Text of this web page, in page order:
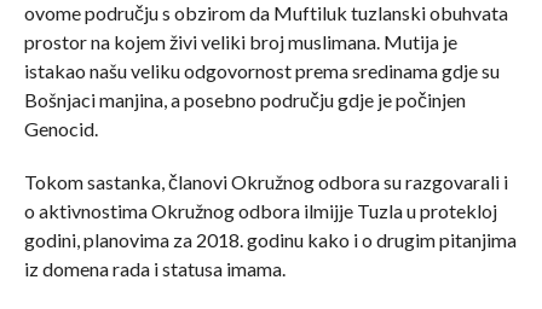
ovome području s obzirom da Muftiluk tuzlanski obuhvata
prostor na kojem živi veliki broj muslimana. Mutija je
istakao našu veliku odgovornost prema sredinama gdje su
Bošnjaci manjina, a posebno području gdje je počinjen
Genocid.
Tokom sastanka, članovi Okružnog odbora su razgovarali i
o aktivnostima Okružnog odbora ilmijje Tuzla u protekloj
godini, planovima za 2018. godinu kako i o drugim pitanjima
iz domena rada i statusa imama.